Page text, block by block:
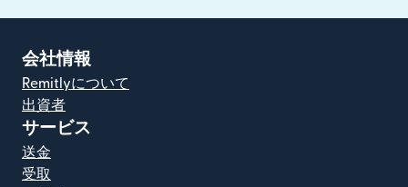
会社情報
Remitlyについて
出資者
サービス
送金
受取